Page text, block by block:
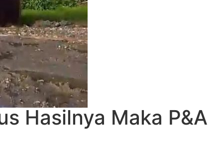
Hasilnya Maka P&A